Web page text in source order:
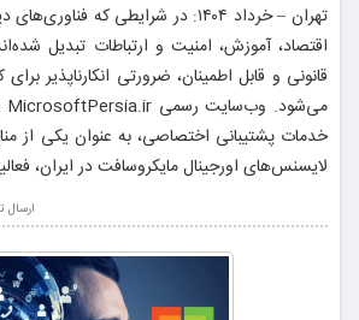
تهران – خرداد ۱۴۰۴: در شرایطی که
اقتصاد، آموزش، امنیت و ارتباطات تبدیل
قانونی و قابل اطمینان، ضرورتی انکارناپذیر
خدمات پشتیبانی اختصاصی، به عنوان یکی از
لایسنس‌های اورجینال مایکروسافت در ایران،